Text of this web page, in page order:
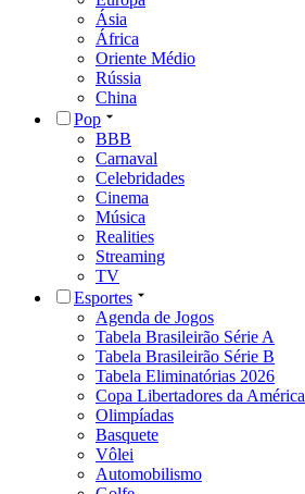
Ásia
África
Oriente Médio
Rússia
China
Pop
BBB
Carnaval
Celebridades
Cinema
Música
Realities
Streaming
TV
Esportes
Agenda de Jogos
Tabela Brasileirão Série A
Tabela Brasileirão Série B
Tabela Eliminatórias 2026
Copa Libertadores da América
Olimpíadas
Basquete
Vôlei
Automobilismo